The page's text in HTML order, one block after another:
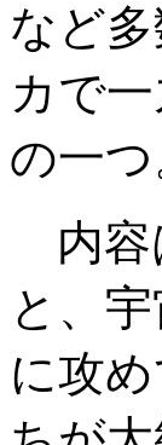
など
カで
の一
内容
と、
に攻